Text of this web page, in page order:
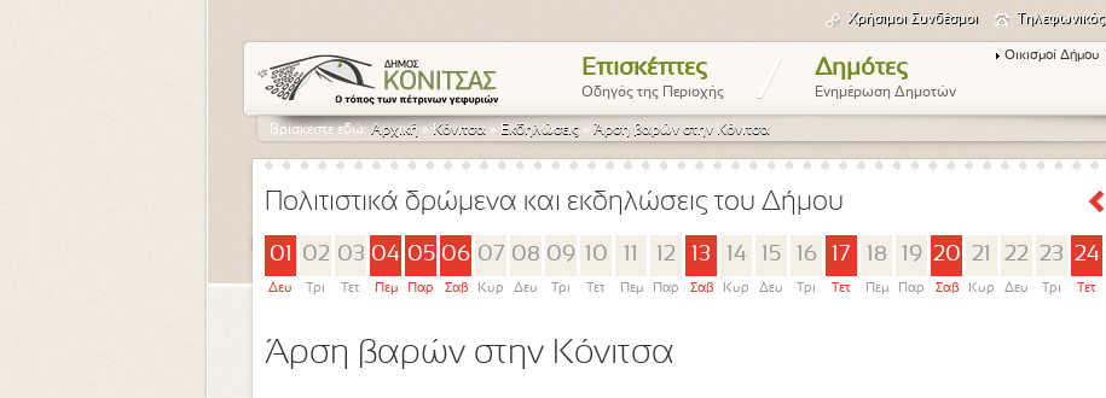
Χρήσιμοι Συνδέσμοι
Επισκέπτες
Οδηγός της Περιοχής / Δημότες
Ενημέρωση Δημοτών
Οικισμοί Δήμου
Βρίσκεστε εδώ:Αρχική » Κόνιτσα » Εκδηλώσεις » Άρση βαρών στην Κόνιτσα
Πολιτιστικά δρώμενα και εκδηλώσεις του Δήμου
01
Δευ
02
Τρι
03
Τετ
04
Πεμ
05
Παρ
06
Σαβ
07
Κυρ
08
Δευ
09
Τρι
10
Τετ Πεμ
12
Παρ
13
Σαβ
14
Κυρ
15
Δευ
16
Τρι
17
Τετ
18
Πεμ
19
Παρ
20
Σαβ
21
Κυρ
22
Δευ
23
Τρι
24
Τετ
Άρση βαρών στην Κόνιτσα